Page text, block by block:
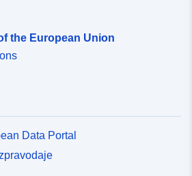
the European Union
Data Portal